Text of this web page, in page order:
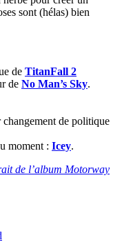
sont (hélas) bien
de TitanFall 2
de No Man’s Sky.
de politique
moment : Icey.
de l’album Motorway